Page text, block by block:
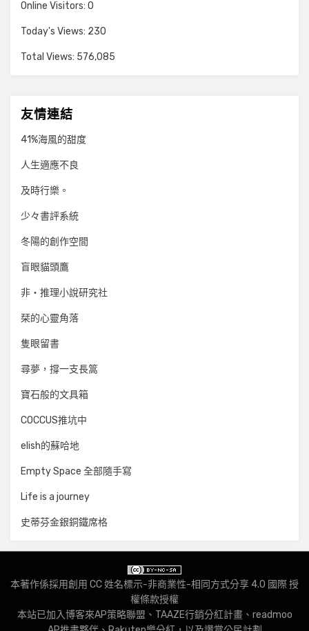
Online Visitors: 0
Today's Views: 230
Total Views: 576,085
友情連結
41%海風的甜度
人生適應不良
及時行樂。
少々書評系統
冬陽的創作空間
盲眼貓頭鷹
非‧推理小說研究社
栞的心靈角落
隻眼留書
尋夢，撐一支長篙
寶石般的文具箱
COCCUS推坑中
elish的蘇哈地
Empty Space 全部隨手寫
Life is a journey
史蒂芬金銀銅鐵席格
本著作係採用創用 CC 姓名標示-非商業性-相同方式分享 4.0 國際 授
權條款授權
本站已加入博客來AP策略聯盟 、 TAAZE行銷分紅計畫、 readmoo